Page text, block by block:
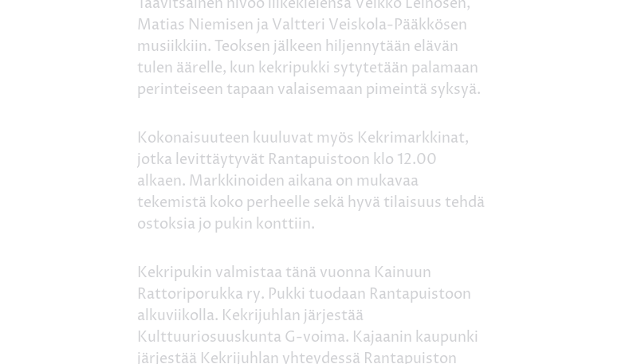
Matias Niemisen ja Valtteri Veiskola-Pääkkösen
musiikkiin. Teoksen jälkeen hiljennytään elävän
tulen äärelle, kun kekripukki sytytetään palamaan
perinteiseen tapaan valaisemaan pimeintä syksyä.
Kokonaisuuteen kuuluvat myös Kekrimarkkinat,
jotka levittäytyvät Rantapuistoon klo 12.00
alkaen. Markkinoiden aikana on mukavaa
tekemistä koko perheelle sekä hyvä tilaisuus tehdä
ostoksia jo pukin konttiin.
Kekripukin valmistaa tänä vuonna Kainuun
Rattoriporukka ry. Pukki tuodaan Rantapuistoon
alkuviikolla. Kekrijuhlan järjestää
Kulttuuriosuuskunta G-voima. Kajaanin kaupunki
järjestää Kekrijuhlan yhteydessä Rantapuiston